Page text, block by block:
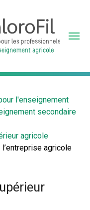
l'enseignement
secondaire
agricole
agricole